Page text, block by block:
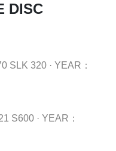
DISC
SLK 320 · YEAR：
S600 · YEAR：